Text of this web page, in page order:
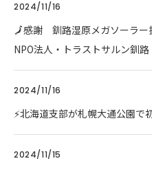
2024/11/16
🗾感謝 釧路湿原メガソーラー
NPO法人・トラストサルン釧路
2024/11/16
⚡北海道支部が札幌大通公園で
2024/11/15